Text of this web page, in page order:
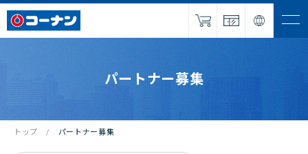
サービス
採用情報
パートナー募集
トップ パートナー募集